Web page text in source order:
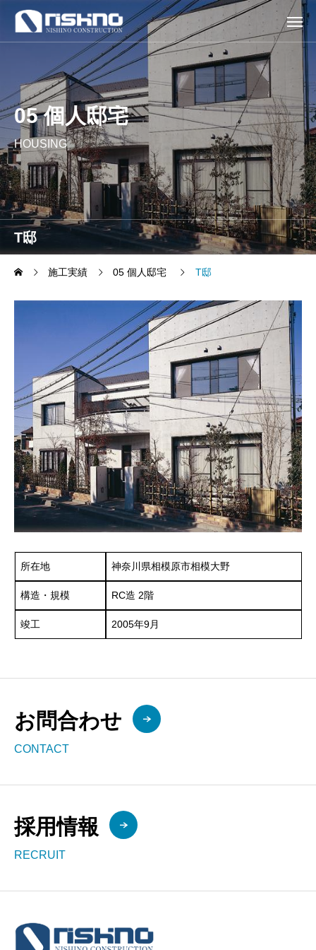
T邸
05 個人邸宅
HOUSING
施工実績 05 個人邸宅 T邸
所在地 神奈川県相模原市相模大野
構造・規模 RC造 2階
竣工 2005年9月
お問合わせ
CONTACT
採用情報
RECRUIT